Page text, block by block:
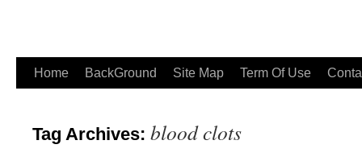
Home BackGround Site Map Term Of Use
Tag Archives: blood clots